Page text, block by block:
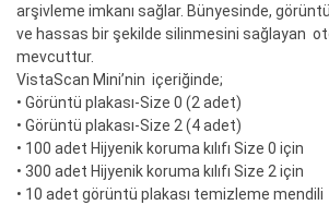
arşivleme imkanı sağlar. Bünyesinde,
ve hassas bir şekilde silinmesini sağlayan
mevcuttur.
VistaScan Mini’nin içeriğinde;
• Görüntü plakası-Size 0 (2 adet)
• Görüntü plakası-Size 2 (4 adet)
• 100 adet Hijyenik koruma kılıfı Size 0 için
• 300 adet Hijyenik koruma kılıfı Size 2 için
• 10 adet görüntü plakası temizleme mendili